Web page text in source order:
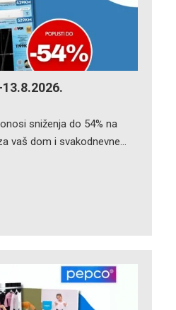
sniženja do 54% na
vaš dom i svakodnevne…